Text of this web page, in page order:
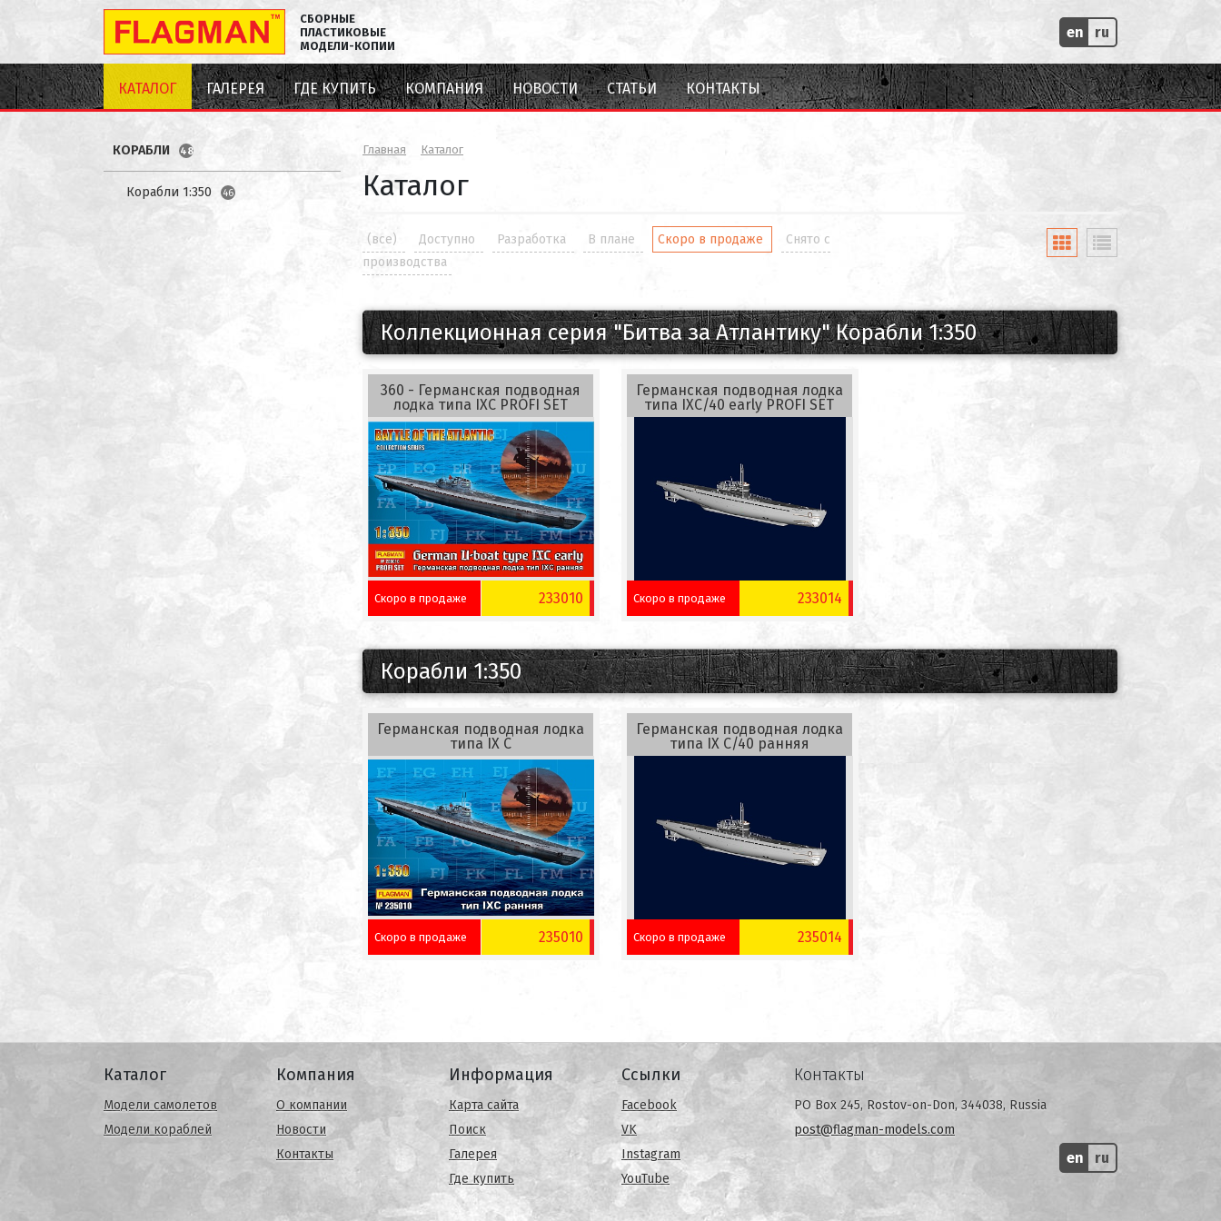
СБОРНЫЕ
ПЛАСТИКОВЫЕ
МОДЕЛИ-КОПИИ
en ru
КАТАЛОГ ГАЛЕРЕЯ ГДЕ КУПИТЬ КОМПАНИЯ НОВОСТИ СТАТЬИ КОНТАКТЫ
КОРАБЛИ 48
Корабли 1:350 46
Главная Каталог
Каталог
(все) Доступно Разработка В плане Скоро в продаже
Снято с
производства
Коллекционная серия "Битва за Атлантику" Корабли 1:350
360 - Германская подводная
лодка типа IXC PROFI SET
233010
Скоро в продаже
Германская подводная лодка
типа IXC/40 early PROFI SET
233014
Скоро в продаже
Корабли 1:350
Германская подводная лодка
типа IX C
235010
Скоро в продаже
Германская подводная лодка
типа IX C/40 ранняя
235014
Скоро в продаже
Каталог
Модели самолетов
Модели кораблей
Компания
О компании
Новости
Контакты
Информация
Карта сайта
Поиск
Галерея
Где купить
Ссылки
Facebook
VK
Instagram
YouTube
Контакты
PO Box 245, Rostov-on-Don, 344038, Russia
post@flagman-models.com
en ru